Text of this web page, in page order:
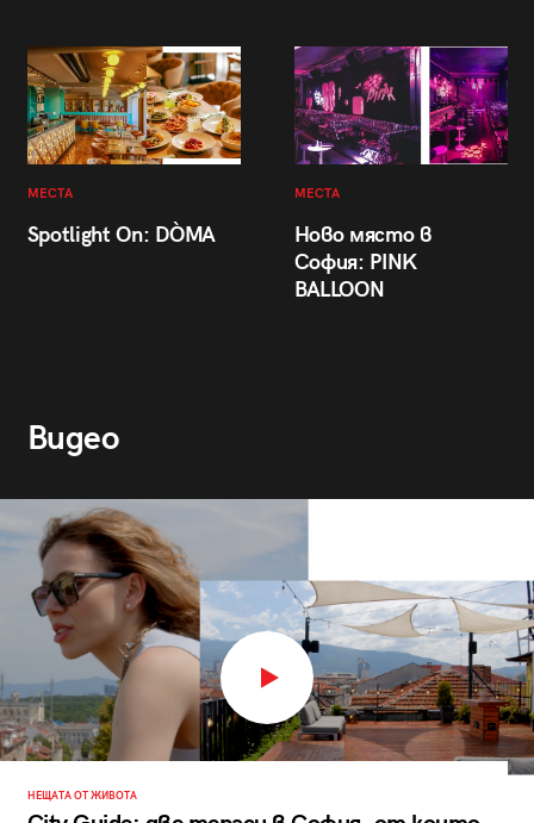
МЕСТА
Spotlight On: DÒMA
МЕСТА
Ново място в
София: PINK
BALLOON
Видео
НЕЩАТА ОТ ЖИВОТА